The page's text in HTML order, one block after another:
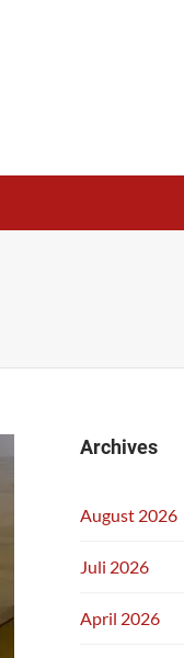
Archives
August 2026
Juli 2026
April 2026